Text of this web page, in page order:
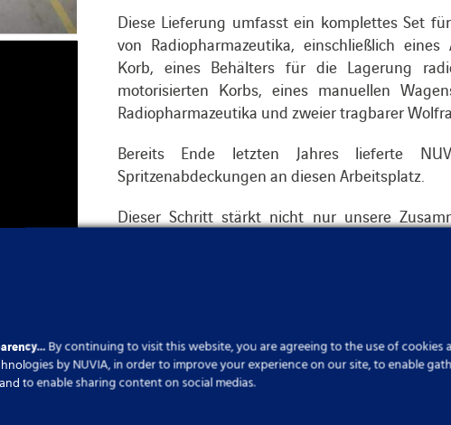
Diese Lieferung umfasst ein komplettes Set
von Radiopharmazeutika, einschließlich
Korb, eines Behälters für die Lagerung
motorisierten Korbs, eines manuellen
Radiopharmazeutika und zweier tragbarer
Bereits Ende letzten Jahres lieferte
Spritzenabdeckungen an diesen Arbeitsplatz.
Dieser Schritt stärkt nicht nur unsere
sondern trägt auch dazu bei, modernste und
,Tschechische Republik
By continuing to visit this website, you are agreeing to the use of cookies
by NUVIA, in order to improve your experience on our site, to enable
to enable sharing content on social medias.